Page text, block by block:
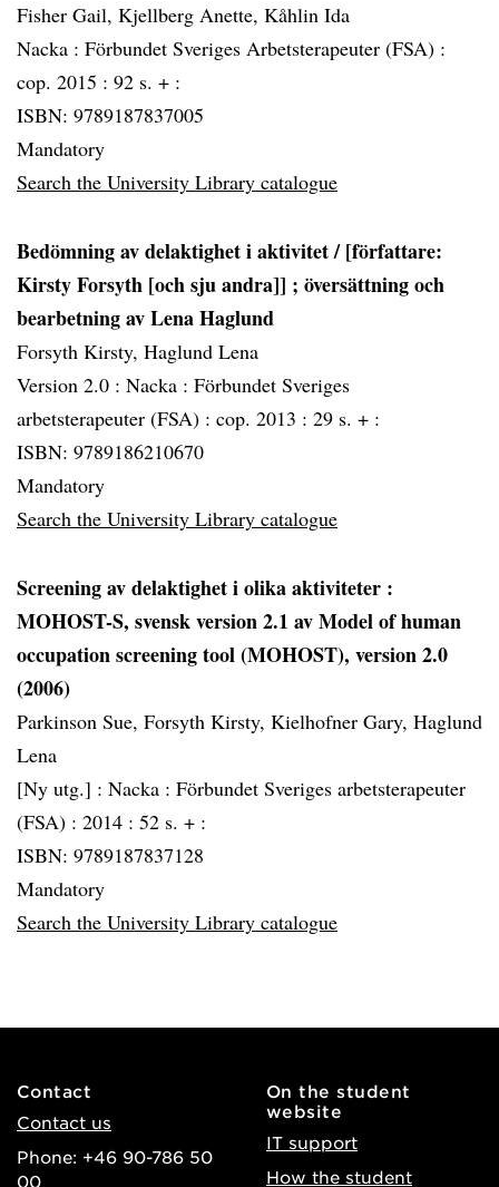
Fisher Gail, Kjellberg Anette, Kåhlin Ida
Nacka : Förbundet Sveriges Arbetsterapeuter (FSA) :
cop. 2015 : 92 s. + :
ISBN: 9789187837005
Mandatory
Search the University Library catalogue
Bedömning av delaktighet i aktivitet / [författare:
Kirsty Forsyth [och sju andra]] ; översättning och
bearbetning av Lena Haglund
Forsyth Kirsty, Haglund Lena
Version 2.0 : Nacka : Förbundet Sveriges
arbetsterapeuter (FSA) : cop. 2013 : 29 s. + :
ISBN: 9789186210670
Mandatory
Search the University Library catalogue
Screening av delaktighet i olika aktiviteter :
MOHOST-S, svensk version 2.1 av Model of human
occupation screening tool (MOHOST), version 2.0
(2006)
Parkinson Sue, Forsyth Kirsty, Kielhofner Gary, Haglund
Lena
[Ny utg.] : Nacka : Förbundet Sveriges arbetsterapeuter
(FSA) : 2014 : 52 s. + :
ISBN: 9789187837128
Mandatory
Search the University Library catalogue
Contact
Contact us
Phone: +46 90-786 50
00
On the student
website
IT support
How the student